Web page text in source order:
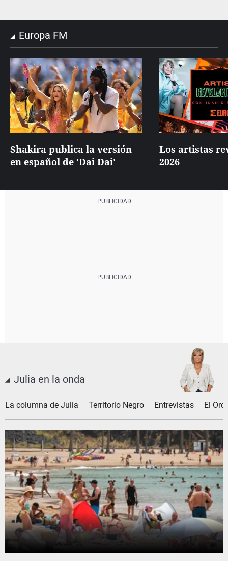
Europa FM
Shakira publica la versión
en español de 'Dai Dai'
Los artistas
2026
Julia en la onda
La columna de Julia Territorio Negro Entrevistas El